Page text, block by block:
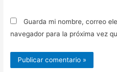
Guarda mi nombre, correo
navegador para la próxima vez